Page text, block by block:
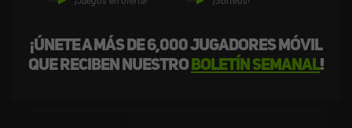
¡Únete a más de 6,000 jugadores móvil
que reciben nuestroboletín semanal!